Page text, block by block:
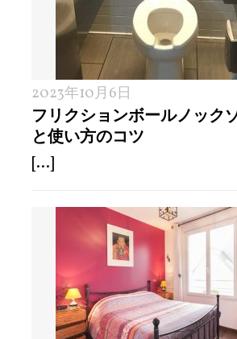
2023年10月6日
フリクションボールノック
と使い方のコツ
[...]